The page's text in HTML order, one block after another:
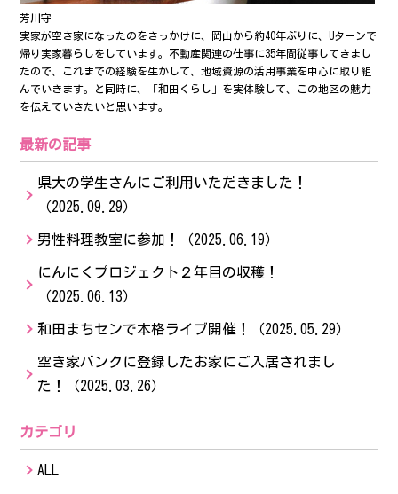
芳川守
実家が空き家になったのをきっかけに、岡山から約40年ぶりに、Uターンで
帰り実家暮らしをしています。不動産関連の仕事に35年間従事してきまし
たので、これまでの経験を生かして、地域資源の活用事業を中心に取り組
んでいきます。と同時に、「和田くらし」を実体験して、この地区の魅力
を伝えていきたいと思います。
最新の記事
県大の学生さんにご利用いただきました！
（2025.09.29）
男性料理教室に参加！ （2025.06.19）
にんにくプロジェクト２年目の収穫！
（2025.06.13）
和田まちセンで本格ライブ開催！ （2025.05.29）
空き家バンクに登録したお家にご入居されまし
た！
（2025.03.26）
カテゴリ
ALL